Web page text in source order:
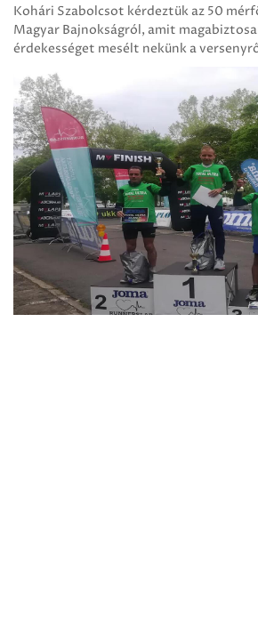
Kohári Szabolcsot kérdeztük az 50
Magyar Bajnokságról, amit
érdekességet mesélt nekünk a